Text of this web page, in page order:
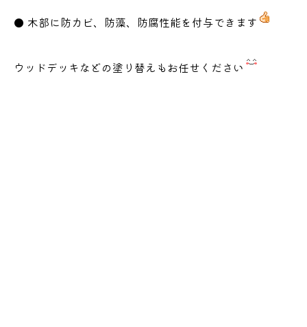
● 木部に防カビ、防藻、防腐性能を付与できます
ウッドデッキなどの塗り替えもお任せください